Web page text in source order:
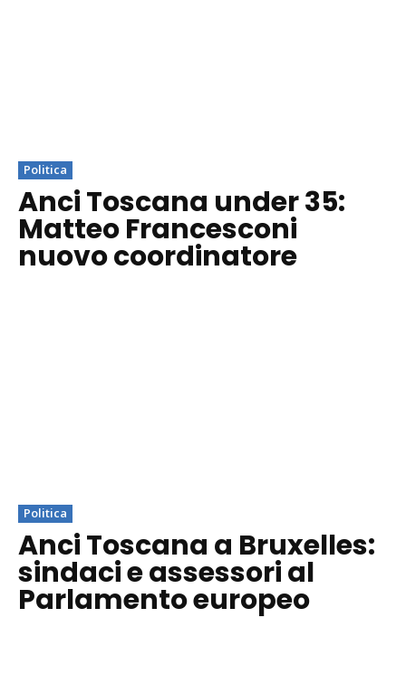
Politica
Anci Toscana under 35:
Matteo Francesconi
nuovo coordinatore
Politica
Anci Toscana a Bruxelles:
sindaci e assessori al
Parlamento europeo